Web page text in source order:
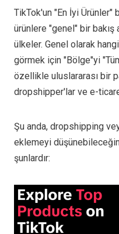
TikTok'un "En İyi Ürünler"
ürünlere "genel" bir bakış
ülkeler. Genel olarak
görmek için "Bölge"yi
özellikle uluslararası bir
dropshipper'lar ve e-
Şu anda, dropshipping
eklemeyi
şunlardır: